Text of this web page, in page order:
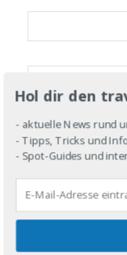
Hol dir den
- aktuelle News rund
- Tipps, Tricks und
- Spot-Guides und